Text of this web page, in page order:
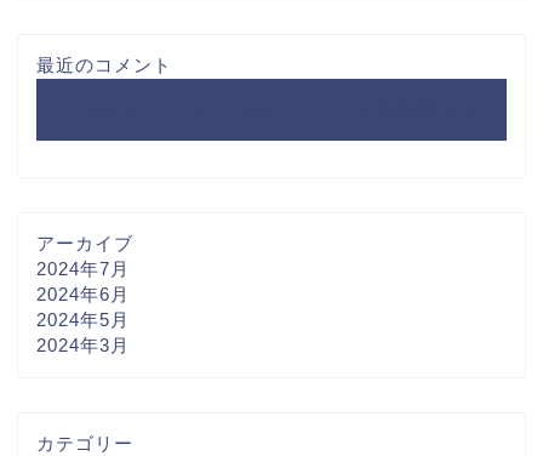
最近のコメント
アーカイブ
2024年7月
2024年6月
2024年5月
2024年3月
カテゴリー